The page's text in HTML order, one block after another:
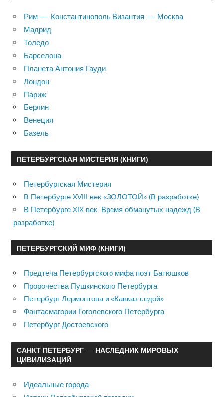
Рим — Константинополь Византия — Москва
Мадрид
Толедо
Барселона
Планета Антония Гауди
Лондон
Париж
Берлин
Венеция
Базель
ПЕТЕРБУРГСКАЯ МИСТЕРИЯ (КНИГИ)
Петербургская Мистерия
В Петербурге XVIII век «ЗОЛОТОЙ» (В разработке)
В Петербурге XIX век. Время обманутых надежд (В
разработке)
ПЕТЕРБУРГСКИЙ МИФ (КНИГИ)
Предтеча Петербургского мифа поэт Батюшков
Пророчества Пушкинского Петербурга
Петербург Лермонтова и «Кавказ седой»
Фантасмагории Гоголевского Петербурга
Петербург Достоевского
САНКТ ПЕТЕРБУРГ — НАСЛЕДНИК МИРОВЫХ
ЦИВИЛИЗАЦИЙ
Идеальные города